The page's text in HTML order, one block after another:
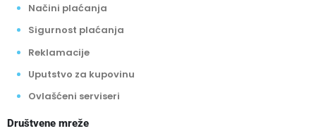
Načini plaćanja
Sigurnost plaćanja
Reklamacije
Uputstvo za kupovinu
Ovlašćeni serviseri
Društvene mreže